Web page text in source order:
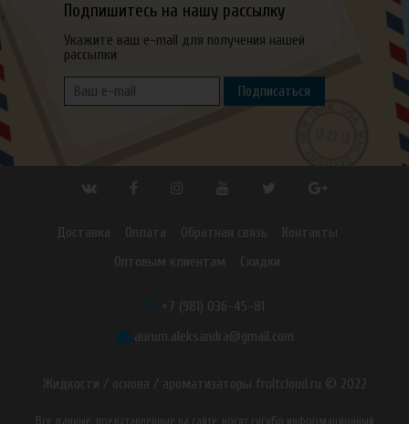
Подпишитесь на нашу рассылку
Укажите ваш e-mail для получения нашей
рассылки
Подписаться
Доставка Оплата Обратная связь
Контакты
Оптовым клиентам
Скидки
+7 (981) 036-45-81
aurum.aleksandra@gmail.com
Жидкости / основа / ароматизаторы fruitcloud.ru © 2022
Все данные, представленные на сайте, носят сугубо информационный